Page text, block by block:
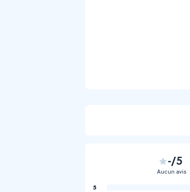
-/5
Aucun avis
5